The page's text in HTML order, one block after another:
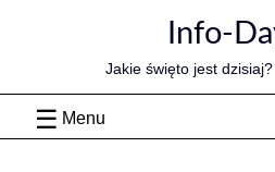
Info-
Jakie święto jest
Menu